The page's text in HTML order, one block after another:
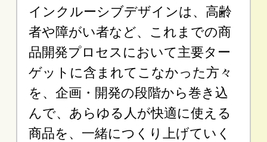
インクルーシブデザインは、高齢
者や障がい者など、これまでの商
品開発プロセスにおいて主要ター
ゲットに含まれてこなかった方々
を、企画・開発の段階から巻き込
んで、あらゆる人が快適に使える
商品を、一緒につくり上げていく